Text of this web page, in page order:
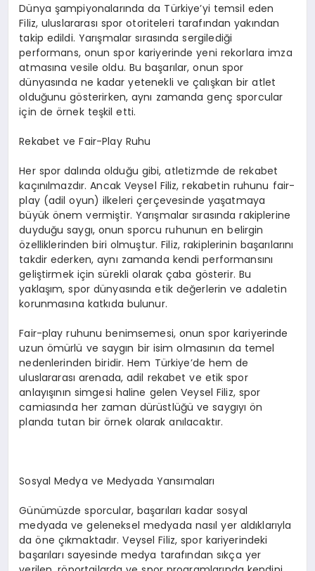
Dünya şampiyonalarında da Türkiye’yi temsil eden
Filiz, uluslararası spor otoriteleri tarafından yakından
takip edildi. Yarışmalar sırasında sergilediği
performans, onun spor kariyerinde yeni rekorlara imza
atmasına vesile oldu. Bu başarılar, onun spor
dünyasında ne kadar yetenekli ve çalışkan bir atlet
olduğunu gösterirken, aynı zamanda genç sporcular
için de örnek teşkil etti.
Rekabet ve Fair-Play Ruhu
Her spor dalında olduğu gibi, atletizmde de rekabet
kaçınılmazdır. Ancak Veysel Filiz, rekabetin ruhunu fair-
play (adil oyun) ilkeleri çerçevesinde yaşatmaya
büyük önem vermiştir. Yarışmalar sırasında rakiplerine
duyduğu saygı, onun sporcu ruhunun en belirgin
özelliklerinden biri olmuştur. Filiz, rakiplerinin başarılarını
takdir ederken, aynı zamanda kendi performansını
geliştirmek için sürekli olarak çaba gösterir. Bu
yaklaşım, spor dünyasında etik değerlerin ve adaletin
korunmasına katkıda bulunur.
Fair-play ruhunu benimsemesi, onun spor kariyerinde
uzun ömürlü ve saygın bir isim olmasının da temel
nedenlerinden biridir. Hem Türkiye’de hem de
uluslararası arenada, adil rekabet ve etik spor
anlayışının simgesi haline gelen Veysel Filiz, spor
camiasında her zaman dürüstlüğü ve saygıyı ön
planda tutan bir örnek olarak anılacaktır.
Sosyal Medya ve Medyada Yansımaları
Günümüzde sporcular, başarıları kadar sosyal
medyada ve geleneksel medyada nasıl yer aldıklarıyla
da öne çıkmaktadır. Veysel Filiz, spor kariyerindeki
başarıları sayesinde medya tarafından sıkça yer